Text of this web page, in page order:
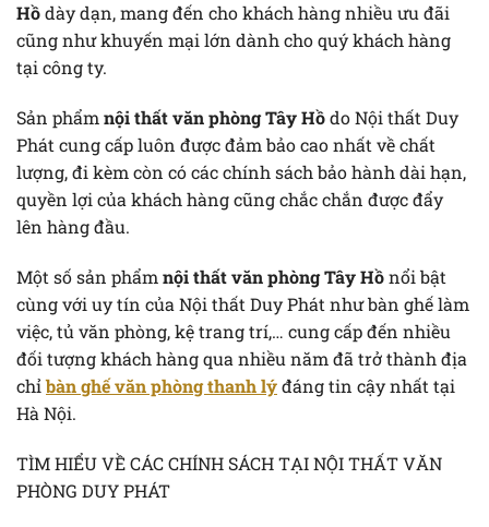
Hồdày dạn, mang đến cho khách hàng nhiều ưu đãi
cũng như khuyến mại lớn dành cho quý khách hàng
tại công ty.
Sản phẩm nội thất văn phòng Tây Hồdo Nội thất Duy
Phát cung cấp luôn được đảm bảo cao nhất về chất
lượng, đi kèm còn có các chính sách bảo hành dài hạn,
quyền lợi của khách hàng cũng chắc chắn được đẩy
lên hàng đầu.
Một số sản phẩm nội thất văn phòng Tây Hồnổi bật
cùng với uy tín của Nội thất Duy Phát như bàn ghế làm
việc, tủ văn phòng, kệ trang trí,… cung cấp đến nhiều
đối tượng khách hàng qua nhiều năm đã trở thành địa
chỉbàn ghế văn phòng thanh lýđáng tin cậy nhất tại
Hà Nội.
TÌM HIỂU VỀ CÁC CHÍNH SÁCH TẠI NỘI THẤT VĂN
PHÒNG DUY PHÁT